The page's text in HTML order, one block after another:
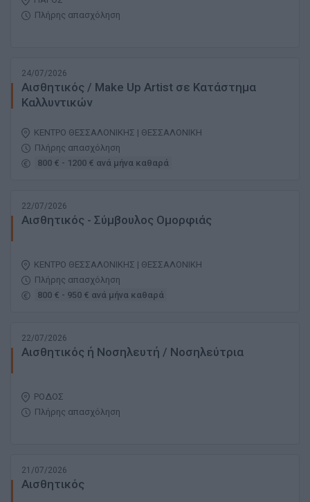
Πλήρης απασχόληση
24/07/2026
Αισθητικός / Μake Up Artist σε Kατάστημα
Kαλλυντικών
ΚΕΝΤΡΟ ΘΕΣΣΑΛΟΝΙΚΗΣ | ΘΕΣΣΑΛΟΝΙΚΗ
Πλήρης απασχόληση
800 € - 1200 € ανά μήνα καθαρά
22/07/2026
Αισθητικός - Σύμβουλος Ομορφιάς
ΚΕΝΤΡΟ ΘΕΣΣΑΛΟΝΙΚΗΣ | ΘΕΣΣΑΛΟΝΙΚΗ
Πλήρης απασχόληση
800 € - 950 € ανά μήνα καθαρά
22/07/2026
Αισθητικός ή Νοσηλευτή / Νοσηλεύτρια
ΡΟΔΟΣ
Πλήρης απασχόληση
21/07/2026
Αισθητικός